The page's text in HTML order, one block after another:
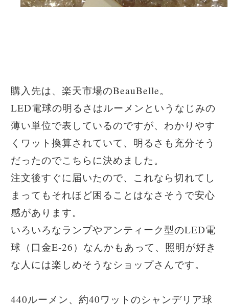
購入先は、楽天市場のBeauBelle。
LED電球の明るさはルーメンというなじみの
薄い単位で表しているのですが、わかりやす
くワット換算されていて、明るさも充分そう
だったのでこちらに決めました。
注文後すぐに届いたので、これなら切れてし
まってもそれほど困ることはなさそうで安心
感があります。
いろいろなランプやアンティーク型のLED電
球（口金E-26）なんかもあって、照明が好き
な人には楽しめそうなショップさんです。
440ルーメン、約40ワットのシャンデリア球